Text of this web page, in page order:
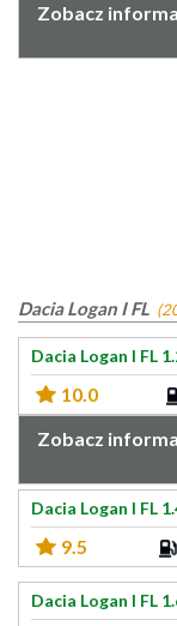
Zobacz
Dacia Logan I FL
Dacia Logan I FL
10.0
Zobacz
Dacia Logan I FL
9.5
Dacia Logan I FL